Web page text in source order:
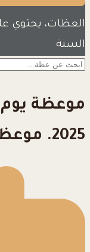
العظات، يحتوي
السنة
2025. موعظة عيد الظهور الإلهي